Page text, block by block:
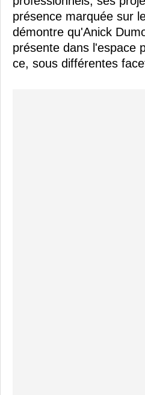
présence marquée sur
démontre qu'Anick
présente dans l'espace
ce, sous différentes